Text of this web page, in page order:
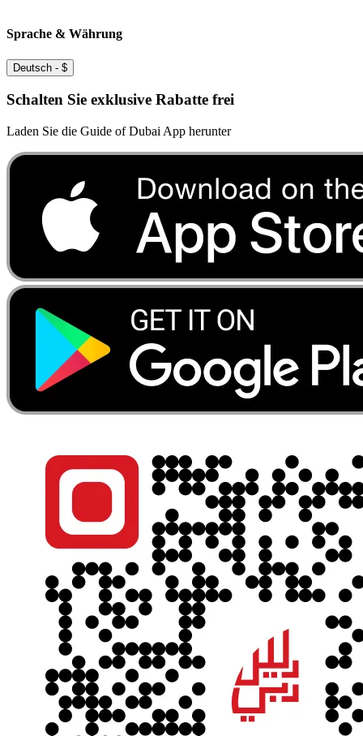
Sprache & Währung
Deutsch - $
Schalten Sie exklusive Rabatte frei
Laden Sie die Guide of Dubai App herunter